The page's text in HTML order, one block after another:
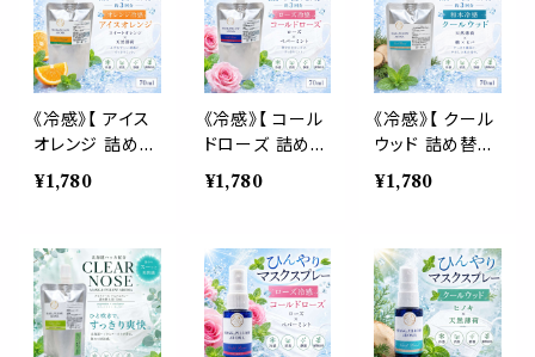
り 涼しい 詰替
パウチ 約3回分
消臭 静菌 冷感
アロマスプレー
ント 柑橘 夏 ひ
んやり 涼しい 詰
替パウチ 約3回
分 消臭 静菌 冷
感 アロマスプレ
ー
然薄荷 夏 ひん
やり 涼しい 詰
替パウチ 約3回
分 消臭 静菌 冷
感 アロマスプレ
ー
《冷感》【 アイス
オレンジ 詰め替
え用 70ml 】マ
スク & ピロー
トオレンジ ペパ
ーミント 天然薄
荷 夏 ひんやり
涼しい マスクス
プレー 枕 寝具
¥1,780
《冷感》【 コール
ドローズ 詰め替
え用 70ml 】マ
スク & ピロー
ペパーミント 天
然薄荷 夏 ひん
やり 涼しい 詰
替パウチ 約3回
分 消臭 静菌 冷
¥1,780
《冷感》【 クール
ウッド 詰め替え
用 70ml 】マス
ク & ピロー ア
バ 天然薄荷 夏
ひんやり 涼しい
詰替パウチ 約3
回分 消臭 静菌
冷感 アロマスプ
¥1,780